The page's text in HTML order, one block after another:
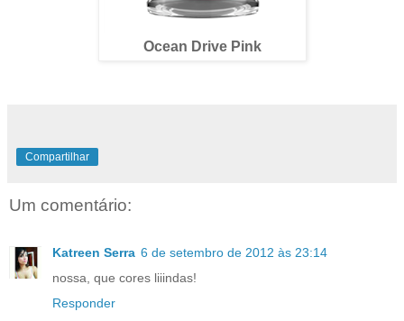
Ocean Drive Pink
Compartilhar
Um comentário:
Katreen Serra 6 de setembro de 2012 às 23:14
nossa, que cores liiindas!
Responder